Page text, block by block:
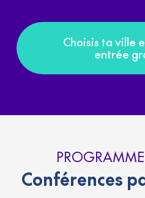
Choisis ta ville
entrée
Conférences